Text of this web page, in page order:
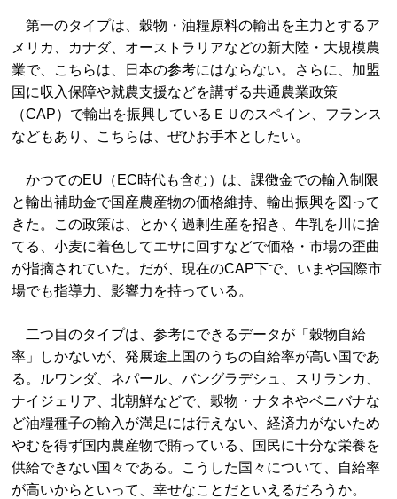
第一のタイプは、穀物・油糧原料の輸出を主力とするア
メリカ、カナダ、オーストラリアなどの新大陸・大規模農
業で、こちらは、日本の参考にはならない。さらに、加盟
国に収入保障や就農支援などを講ずる共通農業政策
（CAP）で輸出を振興しているＥＵのスペイン、フランス
などもあり、こちらは、ぜひお手本としたい。
かつてのEU（EC時代も含む）は、課徴金での輸入制限
と輸出補助金で国産農産物の価格維持、輸出振興を図って
きた。この政策は、とかく過剰生産を招き、牛乳を川に捨
てる、小麦に着色してエサに回すなどで価格・市場の歪曲
が指摘されていた。だが、現在のCAP下で、いまや国際市
場でも指導力、影響力を持っている。
二つ目のタイプは、参考にできるデータが「穀物自給
率」しかないが、発展途上国のうちの自給率が高い国であ
る。ルワンダ、ネパール、バングラデシュ、スリランカ、
ナイジェリア、北朝鮮などで、穀物・ナタネやベニバナな
ど油糧種子の輸入が満足には行えない、経済力がないため
やむを得ず国内農産物で賄っている、国民に十分な栄養を
供給できない国々である。こうした国々について、自給率
が高いからといって、幸せなことだといえるだろうか。